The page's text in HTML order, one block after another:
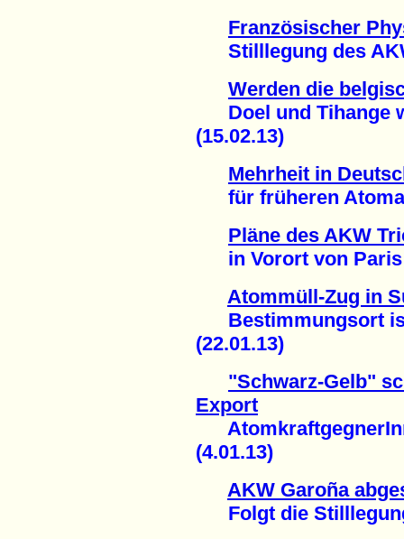
Französischer
Stilllegung des
Werden die
Doel und Tihange
(15.02.13)
Mehrheit in
für früheren
Pläne des AKW
in Vorort von Paris
Atommüll-Zug in
Bestimmungsort
(22.01.13)
"Schwarz-Gelb"
Export
(4.01.13)
AKW Garoña
Folgt die